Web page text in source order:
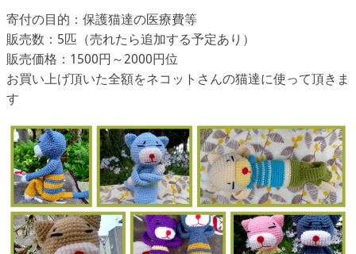
寄付の目的：保護猫達の医療費等
販売数：5匹（売れたら追加する予定あり）
販売価格：1500円～2000円位
お買い上げ頂いた全額をネコットさんの猫達に使って頂きま
す